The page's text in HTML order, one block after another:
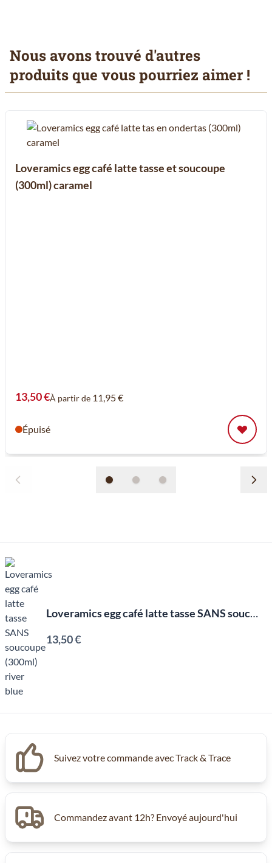
Nous avons trouvé d'autres
produits que vous pourriez aimer !
Il est possible de naviguer entre les éléments du carrousel à
Cliquer pour passer le carrousel
Cliquer pour accéder à la navigation en carrousel
Loveramics egg café latte tasse et soucoupe
(300ml) caramel
13,50 €À partir de 11,95 €
Épuisé
Loveramics egg café latte tasse SANS soucoupe (300ml) river blue
13,50 €
Suivez votre commande avec Track & Trace
Commandez avant 12h? Envoyé aujourd'hui